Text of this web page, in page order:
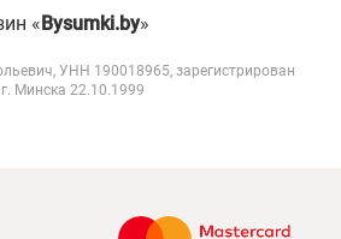
«Bysumki.by»
УНН 190018965, зарегистрирован
Минска 22.10.1999